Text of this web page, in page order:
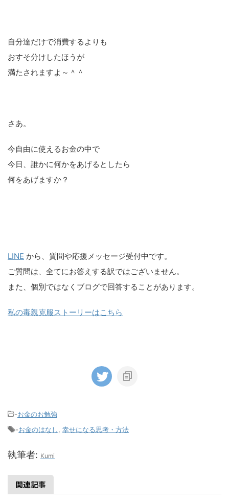
自分達だけで消費するよりも
おすそ分けしたほうが
満たされますよ～＾＾
さあ。
今自由に使えるお金の中で
今日、誰かに何かをあげるとしたら
何をあげますか？
LINE から、質問や応援メッセージ受付中です。
ご質問は、全てにお答えする訳ではございません。
また、個別ではなくブログで回答することがあります。
私の毒親克服ストーリーはこちら
-お金のお勉強
-お金のはなし 幸せになる思考・方法
執筆者: Kumi
関連記事